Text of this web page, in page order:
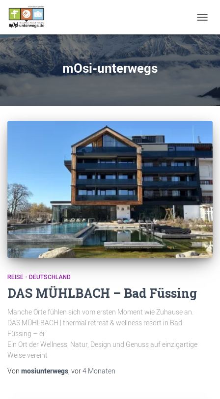
mOsi-unterwegs
REISE - DEUTSCHLAND
DAS MÜHLBACH – Bad Füssing
Manche Orte fühlen sich vom ersten Moment wie Zuhause an.
DAS MÜHLBACH | thermal retreat & wellness resort in Bad
Füssing – ei
Ein Ort der Wellness, Natur, Design und Genuss auf einzigartige
Weise vereint
Von mosiunterwegs , vor4 Monaten